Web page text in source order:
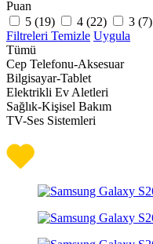
Puan
5 (19) 4 (22) 3 (7)
Filtreleri Temizle Uygula
Tümü
Cep Telefonu-Aksesuar
Bilgisayar-Tablet
Elektrikli Ev Aletleri
Sağlık-Kişisel Bakım
TV-Ses Sistemleri